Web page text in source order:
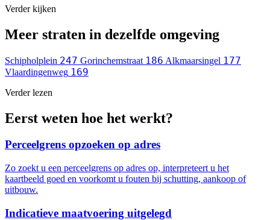
Verder kijken
Meer straten in dezelfde omgeving
Schipholplein 247 Gorinchemstraat 186 Alkmaarsingel 177
Vlaardingenweg 169
Verder lezen
Eerst weten hoe het werkt?
Perceelgrens opzoeken op adres
Zo zoekt u een perceelgrens op adres op, interpreteert u het
kaartbeeld goed en voorkomt u fouten bij schutting, aankoop of
uitbouw.
Indicatieve maatvoering uitgelegd